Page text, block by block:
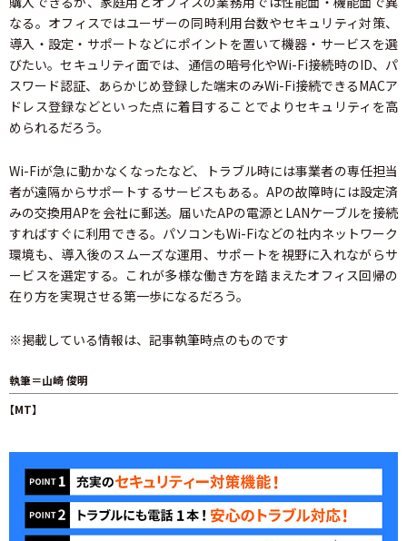
なる。オフィスではユーザーの同時利用台数やセキュリティ対策、
導入・設定・サポートなどにポイントを置いて機器・サービスを選
びたい。セキュリティ面では、通信の暗号化やWi-Fi接続時のID、パ
スワード認証、あらかじめ登録した端末のみWi-Fi接続できるMACア
ドレス登録などといった点に着目することでよりセキュリティを高
められるだろう。
Wi-Fiが急に動かなくなったなど、トラブル時には事業者の専任担当
者が遠隔からサポートするサービスもある。APの故障時には設定済
みの交換用APを会社に郵送。届いたAPの電源とLANケーブルを接続
すればすぐに利用できる。パソコンもWi-Fiなどの社内ネットワーク
環境も、導入後のスムーズな運用、サポートを視野に入れながらサ
ービスを選定する。これが多様な働き方を踏まえたオフィス回帰の
在り方を実現させる第一歩になるだろう。
※掲載している情報は、記事執筆時点のものです
執筆＝山崎 俊明
【MT】